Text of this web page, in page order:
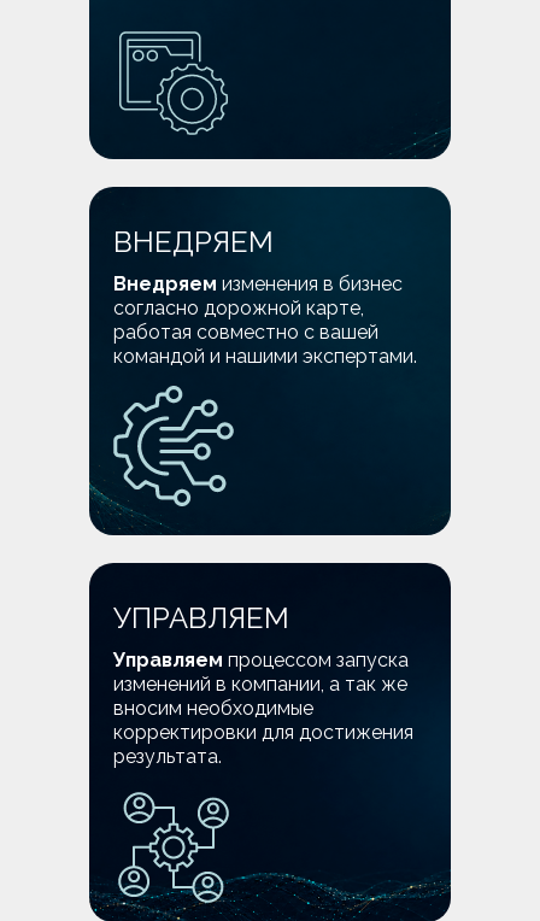
УПРАВЛЯЕМ
Управляем процессом запуска
изменений в компании, а так же
вносим необходимые
корректировки для достижения
результата.
ВНЕДРЯЕМ
Внедряем изменения в бизнес
согласно дорожной карте,
работая совместно с вашей
командой и нашими экспертами.